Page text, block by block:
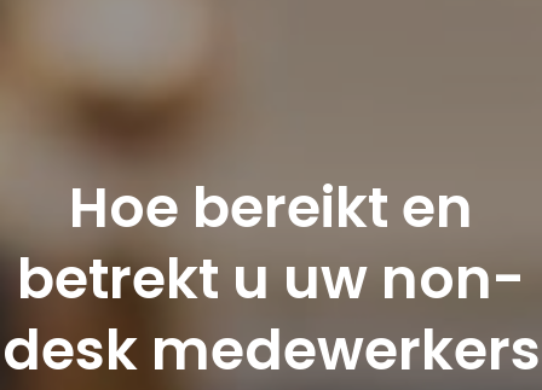
Hoe bereikt en
betrekt u uw non-
desk medewerkers